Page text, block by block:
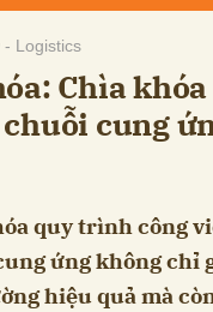
Logistics
Chìa
cung
quy trình công
ứng không chỉ
hiệu quả mà